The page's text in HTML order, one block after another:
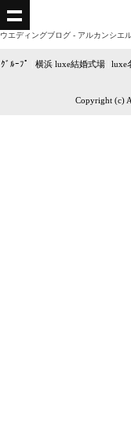
ウエディングブログ - アルカンシエ
ｸﾞﾙｰﾌﾟ 横浜 luxe結婚式場| luxe
Copyright (c)